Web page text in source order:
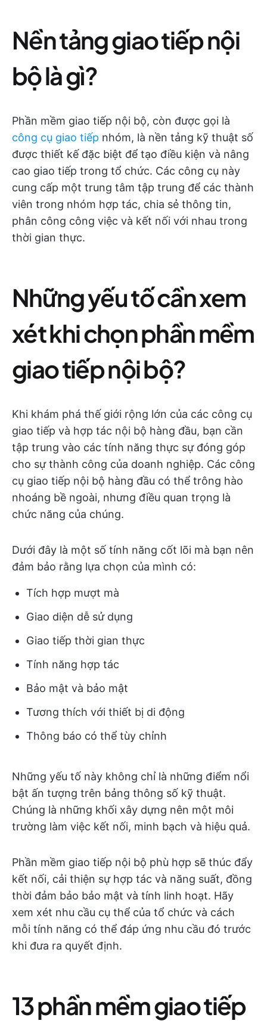
Nền tảng giao tiếp nội
bộ là gì?
Phần mềm giao tiếp nội bộ, còn được gọi là
công cụ giao tiếp nhóm, là nền tảng kỹ thuật số
được thiết kế đặc biệt để tạo điều kiện và nâng
cao giao tiếp trong tổ chức. Các công cụ này
cung cấp một trung tâm tập trung để các thành
viên trong nhóm hợp tác, chia sẻ thông tin,
phân công công việc và kết nối với nhau trong
thời gian thực.
Những yếu tố cần xem
xét khi chọn phần mềm
giao tiếp nội bộ?
Khi khám phá thế giới rộng lớn của các công cụ
giao tiếp và hợp tác nội bộ hàng đầu, bạn cần
tập trung vào các tính năng thực sự đóng góp
cho sự thành công của doanh nghiệp. Các công
cụ giao tiếp nội bộ hàng đầu có thể trông hào
nhoáng bề ngoài, nhưng điều quan trọng là
chức năng của chúng.
Dưới đây là một số tính năng cốt lõi mà bạn nên
đảm bảo rằng lựa chọn của mình có:
Tích hợp mượt mà
Giao diện dễ sử dụng
Giao tiếp thời gian thực
Tính năng hợp tác
Bảo mật và bảo mật
Tương thích với thiết bị di động
Thông báo có thể tùy chỉnh
Những yếu tố này không chỉ là những điểm nổi
bật ấn tượng trên bảng thông số kỹ thuật.
Chúng là những khối xây dựng nên một môi
trường làm việc kết nối, minh bạch và hiệu quả.
Phần mềm giao tiếp nội bộ phù hợp sẽ thúc đẩy
kết nối, cải thiện sự hợp tác và năng suất, đồng
thời đảm bảo bảo mật và tính linh hoạt. Hãy
xem xét nhu cầu cụ thể của tổ chức và cách
mỗi tính năng có thể đáp ứng nhu cầu đó trước
khi đưa ra quyết định.
13 phần mềm giao tiếp